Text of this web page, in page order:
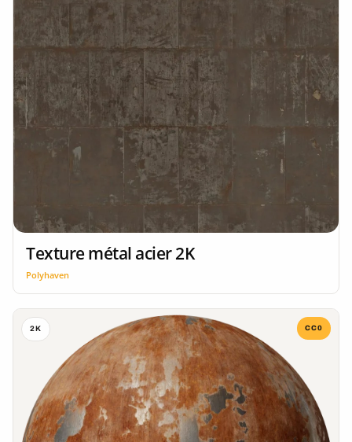
Texture métal acier 2K
Polyhaven
2K CC0